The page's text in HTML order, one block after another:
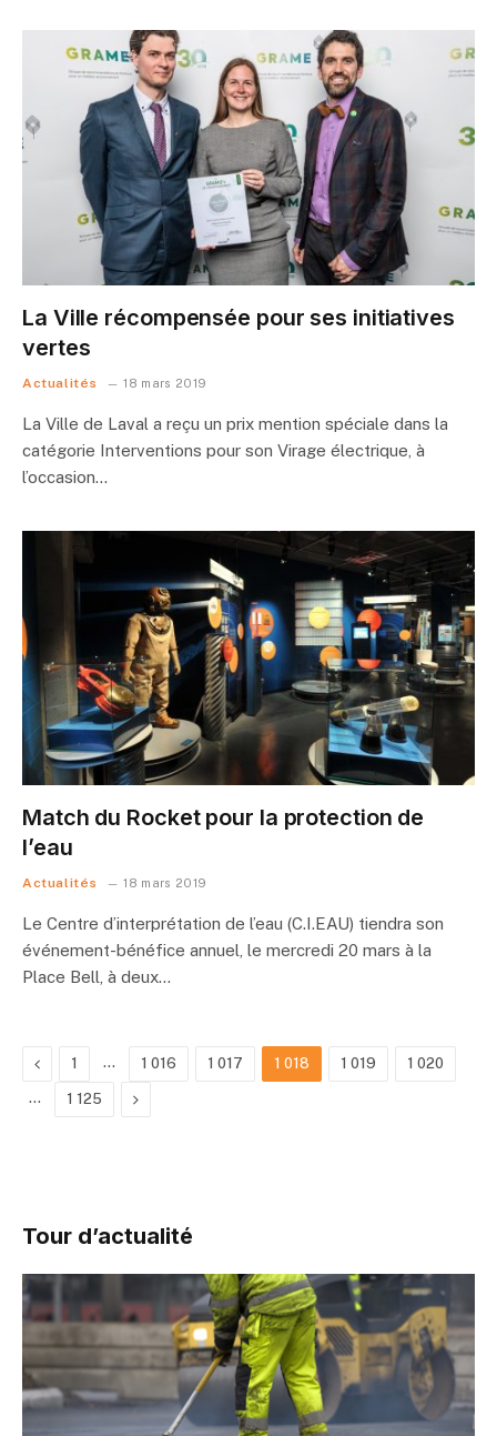
La Ville récompensée pour ses initiatives
vertes
Actualités 18 mars 2019
La Ville de Laval a reçu un prix mention spéciale dans la
catégorie Interventions pour son Virage électrique, à
l’occasion…
Match du Rocket pour la protection de
l’eau
Actualités 18 mars 2019
Le Centre d’interprétation de l’eau (C.I.EAU) tiendra son
événement-bénéfice annuel, le mercredi 20 mars à la
Place Bell, à deux…
Previous
1 … 1 016 1 017 1 018 1 019 1 020
… 1 125 Next
Tour d’actualité